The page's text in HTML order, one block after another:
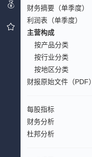
财务摘要（单季度）
利润表（单季度）
主营构成
按产品分类
按行业分类
按地区分类
财报原始文件（PDF）
每股指标
财务分析
杜邦分析